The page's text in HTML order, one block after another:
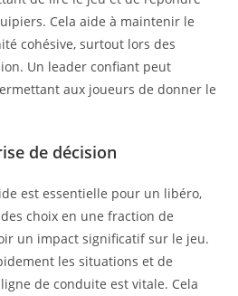
Cela aide à maintenir le
cohésive, surtout lors des
Un leader confiant peut
aux joueurs de donner le
de décision
est essentielle pour un libéro,
choix en une fraction de
un impact significatif sur le jeu.
les situations et de
de conduite est vitale. Cela